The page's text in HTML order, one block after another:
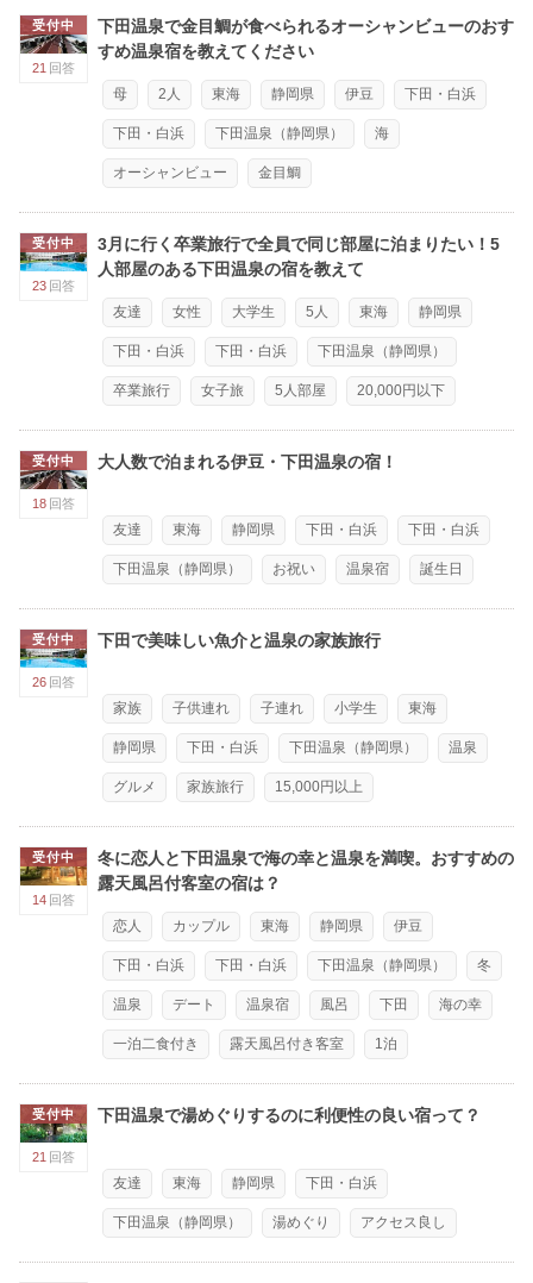
受付中
21 回答
下田温泉で金目鯛が食べられるオーシャンビューのおす
すめ温泉宿を教えてください
母 2人 東海 静岡県 伊豆 下田・白浜
下田・白浜 下田温泉（静岡県） 海
オーシャンビュー 金目鯛
受付中
23 回答
3月に行く卒業旅行で全員で同じ部屋に泊まりたい！5
人部屋のある下田温泉の宿を教えて
友達 女性 大学生 5人 東海 静岡県
下田・白浜 下田・白浜 下田温泉（静岡県）
卒業旅行 女子旅 5人部屋 20,000円以下
受付中
18 回答
大人数で泊まれる伊豆・下田温泉の宿！
友達 東海 静岡県 下田・白浜 下田・白浜
下田温泉（静岡県） お祝い 温泉宿 誕生日
受付中
26 回答
下田で美味しい魚介と温泉の家族旅行
家族 子供連れ 子連れ 小学生 東海
静岡県 下田・白浜 下田温泉（静岡県） 温泉
グルメ 家族旅行 15,000円以上
受付中
14 回答
冬に恋人と下田温泉で海の幸と温泉を満喫。おすすめの
露天風呂付客室の宿は？
恋人 カップル 東海 静岡県 伊豆
下田・白浜 下田・白浜 下田温泉（静岡県） 冬
温泉 デート 温泉宿 風呂 下田 海の幸
一泊二食付き 露天風呂付き客室 1泊
受付中
21 回答
下田温泉で湯めぐりするのに利便性の良い宿って？
友達 東海 静岡県 下田・白浜
下田温泉（静岡県） 湯めぐり アクセス良し